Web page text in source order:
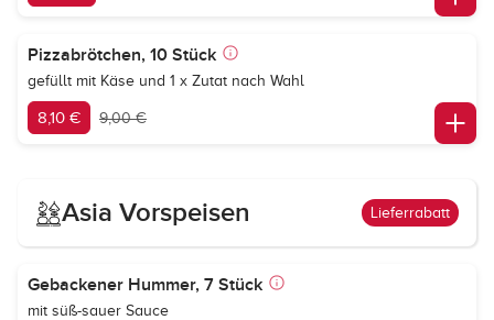
Pizzabrötchen, 10 Stück
gefüllt mit Käse und 1 x Zutat nach Wahl
8,10 € 9,00 €
Asia Vorspeisen Lieferrabatt
Gebackener Hummer, 7 Stück
mit süß-sauer Sauce